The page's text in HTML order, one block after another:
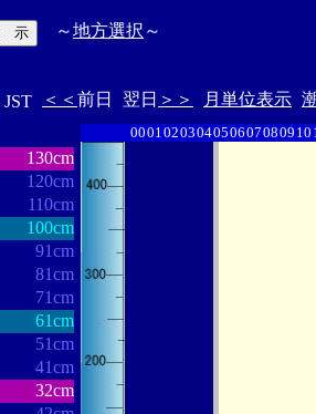
～地方選択 ～
＜＜ 前日 翌日 ＞＞ 月単位表示
130cm
120cm
110cm
100cm
91cm
81cm
71cm
61cm
51cm
41cm
32cm
00010203040506070809 10